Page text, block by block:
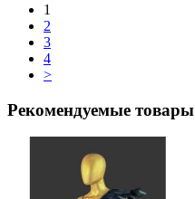
1
2
3
4
>
Рекомендуемые товары